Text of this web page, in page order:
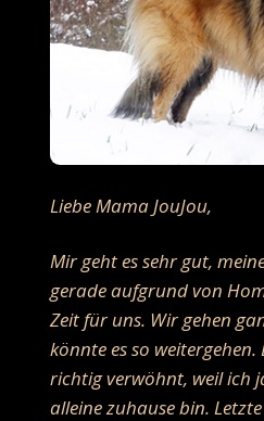
Liebe Mama JouJou,
Mir geht es sehr gut,
gerade aufgrund von
Zeit für uns. Wir gehen
könnte es so weitergehen.
richtig verwöhnt, weil ich
alleine zuhause bin.